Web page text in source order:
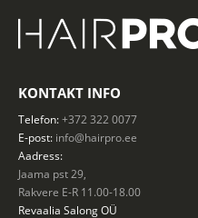
KONTAKT INFO
Telefon:+372 322 0077
E-post: info@hairpro.ee
Aadress:
Jaama pst 29,
Rakvere E-R 11.00-18.00
Revaalia SalongOÜ